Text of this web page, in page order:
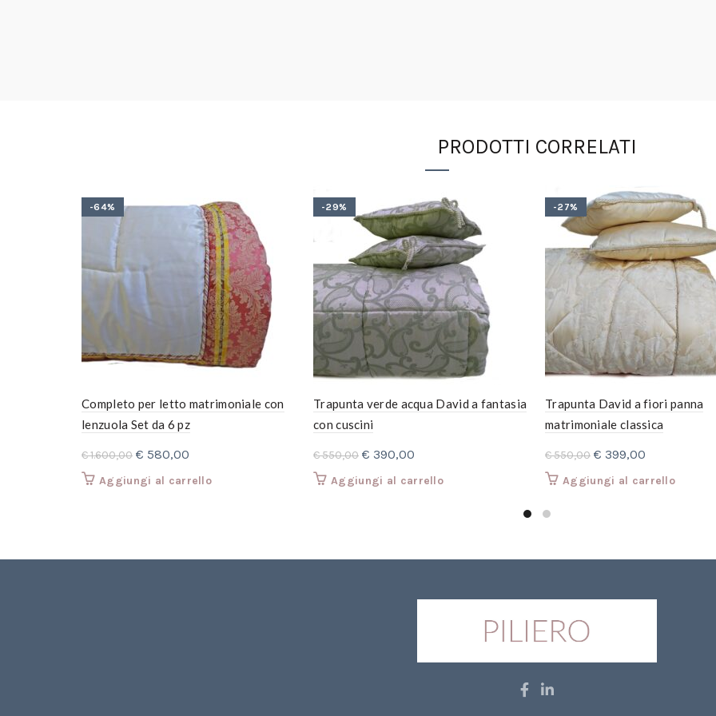
PRODOTTI CORRELATI
-64%
Completo per letto matrimoniale con
lenzuola Set da 6 pz
€1.600,00 Il
prezzo
€ 580,00
prezzo
Aggiungi al carrello
-29%
Trapunta verde acqua David a fantasia
con cuscini
€550,00 Il
prezzo
€ 390,00
prezzo
Aggiungi al carrello
-27%
Trapunta David a fiori panna
matrimoniale classica
€550,00 Il
prezzo
€ 399,00
prezzo
Aggiungi al carrello